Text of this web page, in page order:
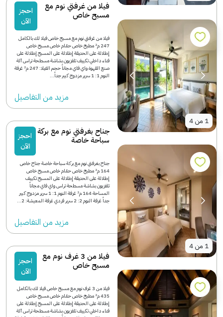
1 من4
فيلا من غرفتي نوم مع
مسبح خاص
احجز
الآن
فيلا من غرفتي نوم مع مسبح خاص فيلا لك بالكامل
247 م² مطبخ خاص حمّام خاص مسبح خاص
إطلالة على الحديقة إطلالة على المسبح إطلالة على
فناء داخلي تكييف تلفزيون بشاشة مسطحة تراس آلة
صنع القهوة واي فاي مجاناً حجم الفيلا: 247 م² غرفة
النوم 1: 1 سرير مزدوج كبير جداً...
مزید من التفاصیل
1 من4
جناح بغرفتي نوم مع بركة
سباحة خاصة
احجز
الآن
جناح بغرفتي نوم مع بركة سباحة خاصة جناح خاص
164 م² مطبخ خاص حمّام خاص مسبح خاص
إطلالة على الحديقة إطلالة على المسبح تكييف
تلفزيون بشاشة مسطحة تراس واي فاي مجاناً
المساحة 164 م² غرفة النوم 1: 1 سرير مزدوج كبير
جداً غرفة النوم 2: 2 سرير فردي غرفة المعيشة: 2...
مزید من التفاصیل
فيلا من 3 غرف نوم مع
مسبح خاص
احجز
الآن
فيلا من 3 غرف نوم مع مسبح خاص فيلا لك بالكامل
435 م² مطبخ خاص حمّام خاص مسبح خاص
إطلالة على الحديقة إطلالة على المسبح إطلالة على
فناء داخلي تكييف تلفزيون بشاشة مسطحة تراس آلة